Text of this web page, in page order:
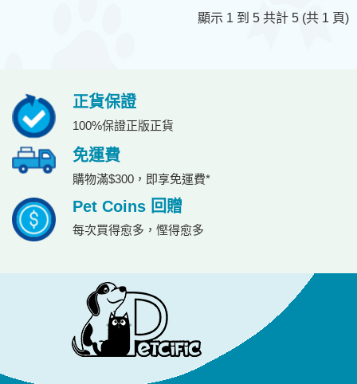
顯示 1 到 5 共計 5 (共 1 頁)
正貨保證
100%保證正版正貨
免運費
購物滿$300，即享免運費*
Pet Coins 回贈
每次買得愈多，慳得愈多